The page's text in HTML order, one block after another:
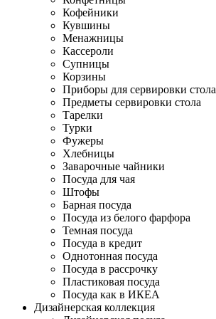
Кофейники
Кувшины
Менажницы
Кассероли
Супницы
Корзины
Приборы для сервировки стола
Предметы сервировки стола
Тарелки
Турки
Фужеры
Хлебницы
Заварочные чайники
Посуда для чая
Штофы
Барная посуда
Посуда из белого фарфора
Темная посуда
Посуда в кредит
Однотонная посуда
Посуда в рассрочку
Пластиковая посуда
Посуда как в ИКЕА
Дизайнерская коллекция